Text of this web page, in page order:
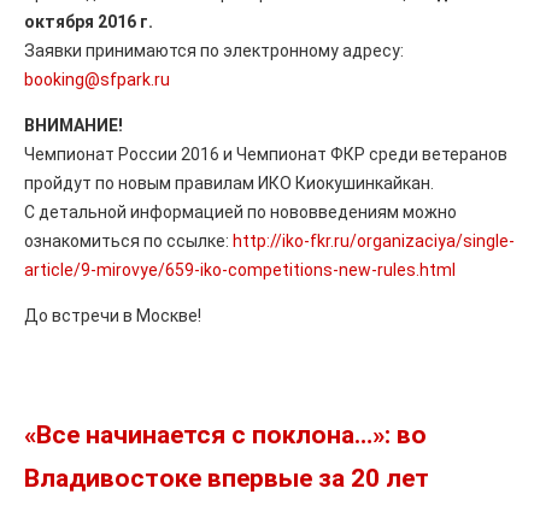
октября 2016 г.
Заявки принимаются по электронному адресу:
booking@sfpark.ru
ВНИМАНИЕ!
Чемпионат России 2016 и Чемпионат ФКР среди ветеранов
пройдут по новым правилам ИКО Киокушинкайкан.
С детальной информацией по нововведениям можно
ознакомиться по ссылке: http://iko-fkr.ru/organizaciya/single-
article/9-mirovye/659-iko-competitions-new-rules.html
До встречи в Москве!
«Все начинается с поклона…»: во
Владивостоке впервые за 20 лет